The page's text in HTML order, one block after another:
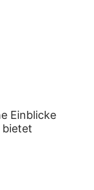
Einblicke
bietet